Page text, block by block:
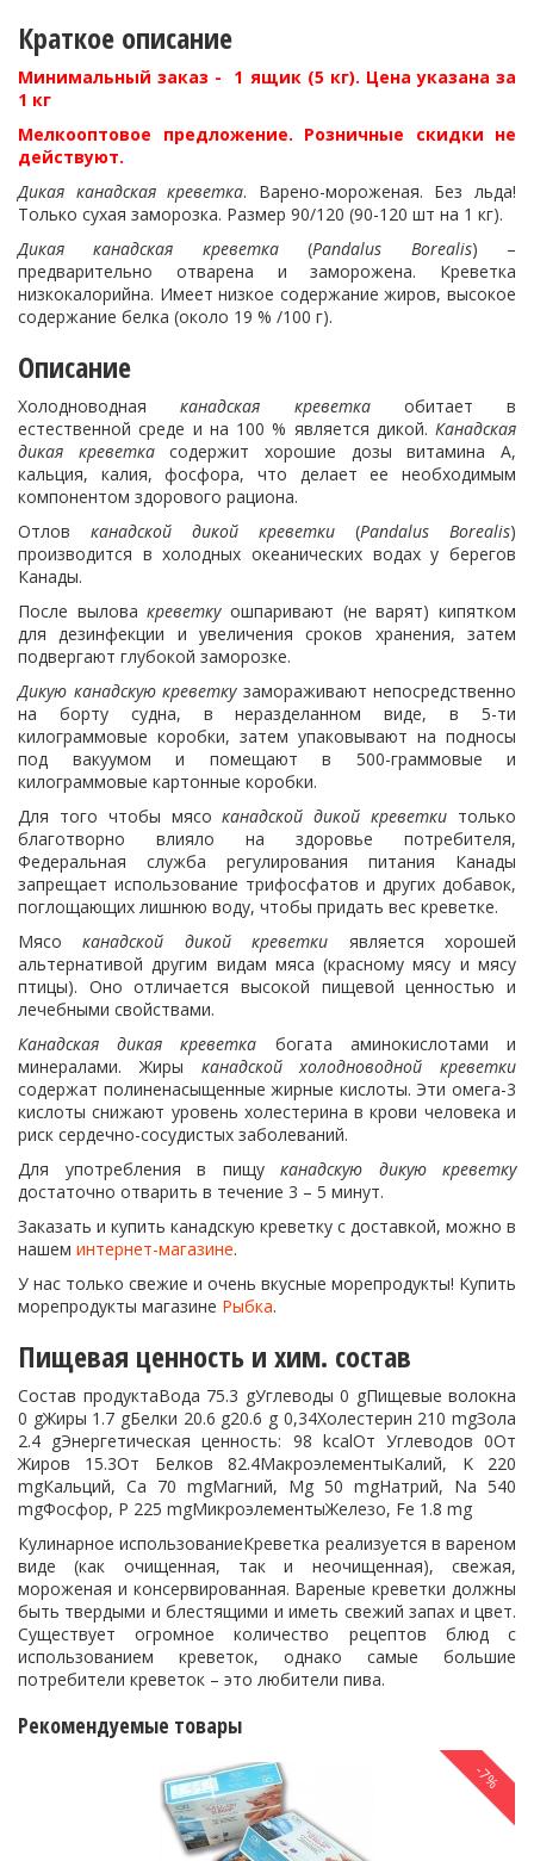
Краткое описание
Минимальный заказ - 1 ящик (5 кг). Цена указана за
1 кг
Мелкооптовое предложение. Розничные скидки не
действуют.
Дикая канадская креветка. Варено-мороженая. Без льда!
Только сухая заморозка. Размер 90/120 (90-120 шт на 1 кг).
Дикая канадская креветка(Pandalus Borealis) –
предварительно отварена и заморожена. Креветка
низкокалорийна. Имеет низкое содержание жиров, высокое
содержание белка (около 19 % /100 г).
Описание
Холодноводнаяканадская креветкаобитает в
естественной среде и на 100 % является дикой. Канадская
дикая креветкасодержит хорошие дозы витамина А,
кальция, калия, фосфора, что делает ее необходимым
компонентом здорового рациона.
Отлов канадской дикой креветки (Pandalus Borealis)
производится в холодных океанических водах у берегов
Канады.
После выловакреветкуошпаривают (не варят) кипятком
для дезинфекции и увеличения сроков хранения, затем
подвергают глубокой заморозке.
Дикую канадскую креветку замораживают непосредственно
на борту судна, в неразделанном виде, в 5-ти
килограммовые коробки, затем упаковывают на подносы
под вакуумом и помещают в 500-граммовые и
килограммовые картонные коробки.
Для того чтобы мясоканадской дикой креветки только
благотворно влияло на здоровье потребителя,
Федеральная служба регулирования питания Канады
запрещает использование трифосфатов и других добавок,
поглощающих лишнюю воду, чтобы придать вес креветке.
Мясоканадской дикой креветки является хорошей
альтернативой другим видам мяса (красному мясу и мясу
птицы). Оно отличается высокой пищевой ценностью и
лечебными свойствами.
Канадская дикая креветка богата аминокислотами и
минералами. Жиры канадской холодноводной креветки
содержат полиненасыщенные жирные кислоты. Эти омега-3
кислоты снижают уровень холестерина в крови человека и
риск сердечно-сосудистых заболеваний.
Для употребления в пищу канадскую дикую креветку
достаточно отварить в течение 3 – 5 минут.
Заказать и купить канадскую креветку с доставкой, можно в
нашем интернет-магазине.
У нас только свежие и очень вкусные морепродукты! Купить
морепродукты магазине Рыбка.
Пищевая ценность и хим. состав
Состав продуктаВода 75.3 gУглеводы 0 gПищевые волокна
0 gЖиры 1.7 gБелки 20.6 g20.6 g 0,34Холестерин 210 mgЗола
2.4 gЭнергетическая ценность: 98 kcalОт Углеводов 0От
Жиров 15.3От Белков 82.4МакроэлементыКалий, K 220
mgКальций, Ca 70 mgМагний, Mg 50 mgНатрий, Na 540
mgФосфор, P 225 mgМикроэлементыЖелезо, Fe 1.8 mg
Кулинарное использованиеКреветка реализуется в вареном
виде (как очищенная, так и неочищенная), свежая,
мороженая и консервированная. Вареные креветки должны
быть твердыми и блестящими и иметь свежий запах и цвет.
Существует огромное количество рецептов блюд с
использованием креветок, однако самые большие
потребители креветок – это любители пива.
Рекомендуемые товары
-7%